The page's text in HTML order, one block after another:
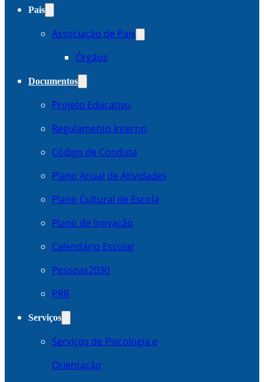
Pais
Associação de Pais
Órgãos
Documentos
Projeto Educativo
Regulamento Interno
Código de Conduta
Plano Anual de Atividades
Plano Cultural de Escola
Plano de Inovação
Calendário Escolar
Pessoas2030
PRR
Serviços
Serviços de Psicologia e
Orientação